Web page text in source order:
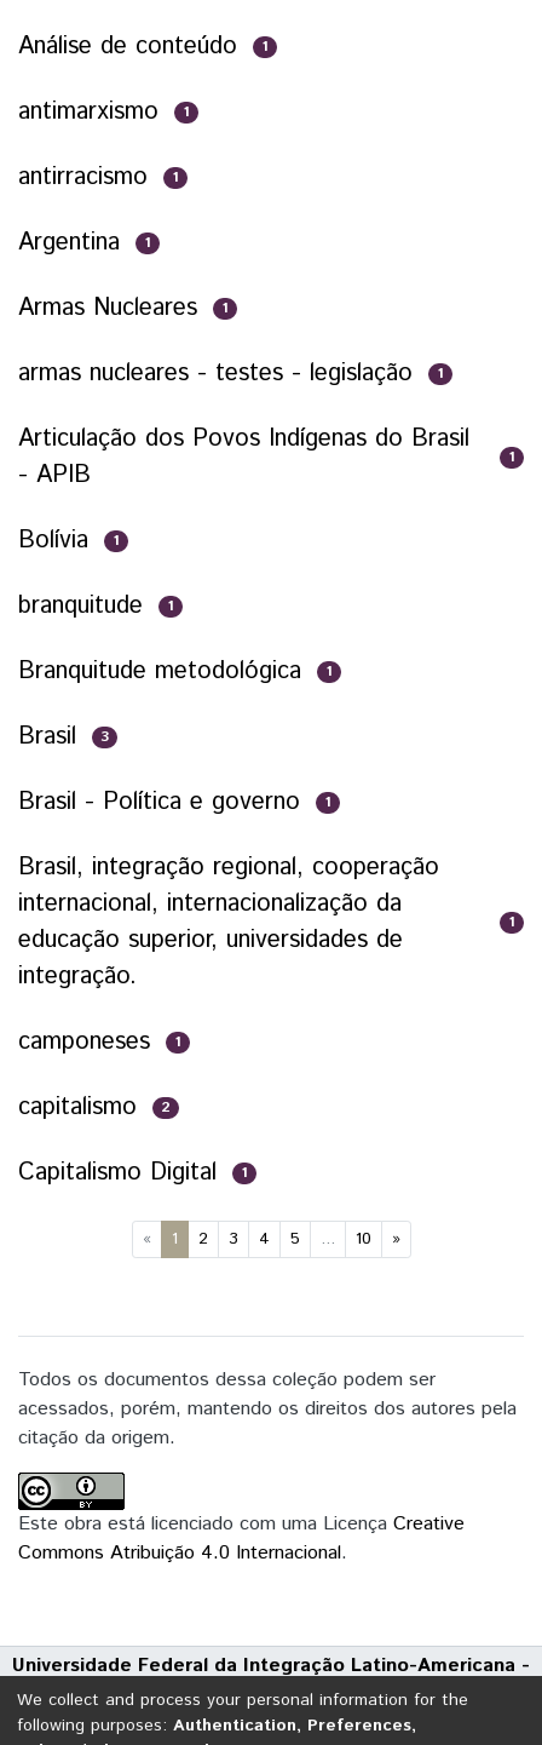
Análise de conteúdo 1
antimarxismo 1
antirracismo 1
Argentina 1
Armas Nucleares 1
armas nucleares - testes - legislação 1
Articulação dos Povos Indígenas do Brasil
- APIB
1
Bolívia 1
branquitude 1
Branquitude metodológica 1
Brasil 3
Brasil - Política e governo 1
Brasil, integração regional, cooperação
internacional, internacionalização da
educação superior, universidades de
integração.
1
camponeses 1
capitalismo 2
Capitalismo Digital 1
« 1(current)
2 3 4 5 ... 10 »
Todos os documentos dessa coleção podem ser
acessados, porém, mantendo os direitos dos autores pela
citação da origem.
Este obra está licenciado com uma Licença Creative
Commons Atribuição 4.0 Internacional.
Universidade Federal da Integração Latino-Americana -
UNILA
Avenida Tarquínio Joslin dos Santos, 1000 - Polo Universitário
We collect and process your personal information for the
following purposes: Authentication, Preferences,